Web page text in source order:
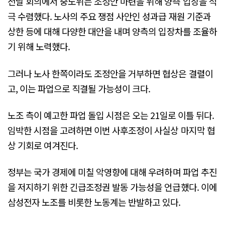
극 수렴했다. 노사의 주요 쟁점 사안인 성과급 재원 기준과
상한 등에 대해 다양한 대안을 내며 양측의 입장차를 조율하
기 위해 노력했다.
그러나 노사 한쪽이라도 조정안을 거부하면 협상은 결렬이
고, 이는 파업으로 직결될 가능성이 크다.
노조 측이 예고한 파업 돌입 시점은 오는 21일로 이틀 뒤다.
임박한 시점을 고려하면 이번 사후조정이 사실상 마지막 협
상 기회로 여겨진다.
정부는 국가 경제에 미칠 악영향에 대해 우려하며 파업 추진
을 저지하기 위한 긴급조정권 발동 가능성을 언급했다. 이에
삼성전자 노조를 비롯한 노동계는 반발하고 있다.